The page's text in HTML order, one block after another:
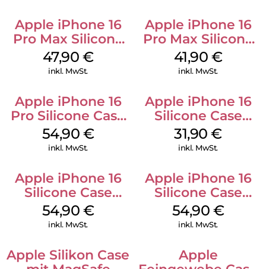
Apple iPhone 16
Pro Max Silicone
Case MagSafe
Black
47,90 €
inkl. MwSt.
Apple iPhone 16
Pro Max Silicone
Case MagSafe
Ultramarine
41,90 €
inkl. MwSt.
Apple iPhone 16
Pro Silicone Case
MagSafe Black
54,90 €
inkl. MwSt.
Apple iPhone 16
Silicone Case
MagSafe Fuchsia
31,90€
inkl. MwSt.
Apple iPhone 16
Silicone Case
MagSafe Lake
Green
54,90 €
inkl. MwSt.
Apple iPhone 16
Silicone Case
MagSafe Black
54,90 €
inkl. MwSt.
Apple Silikon Case
Apple